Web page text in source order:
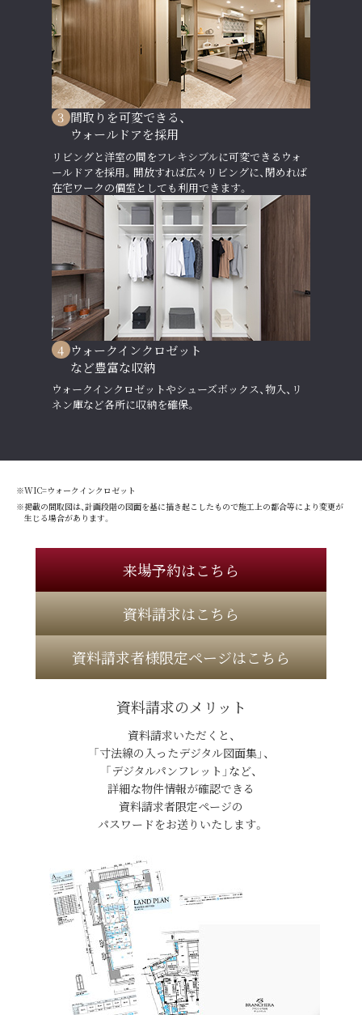
3 間取りを可変できる、
ウォールドアを採用
リビングと洋室の間をフレキシブルに可変できるウォ
ールドアを採用。開放すれば広々リビングに、閉めれば
在宅ワークの個室としても利用できます。
4 ウォークインクロゼット
など豊富な収納
ウォークインクロゼットやシューズボックス、物入、リ
ネン庫など各所に収納を確保。
※WIC=ウォークインクロゼット
※掲載の間取図は、計画段階の図面を基に描き起こしたもので施工上の都合等により変更が
生じる場合があります。
来場予約はこちら
資料請求はこちら
資料請求者様限定ページはこちら
資料請求のメリット
資料請求いただくと、
「寸法線の入ったデジタル図面集」、
「デジタルパンフレット」など、
詳細な物件情報が確認できる
資料請求者限定ページの
パスワードをお送りいたします。